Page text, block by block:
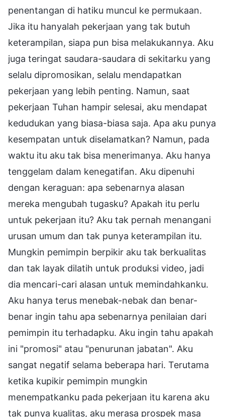
penentangan di hatiku muncul ke permukaan.
Jika itu hanyalah pekerjaan yang tak butuh
keterampilan, siapa pun bisa melakukannya. Aku
juga teringat saudara-saudara di sekitarku yang
selalu dipromosikan, selalu mendapatkan
pekerjaan yang lebih penting. Namun, saat
pekerjaan Tuhan hampir selesai, aku mendapat
kedudukan yang biasa-biasa saja. Apa aku punya
kesempatan untuk diselamatkan? Namun, pada
waktu itu aku tak bisa menerimanya. Aku hanya
tenggelam dalam kenegatifan. Aku dipenuhi
dengan keraguan: apa sebenarnya alasan
mereka mengubah tugasku? Apakah itu perlu
untuk pekerjaan itu? Aku tak pernah menangani
urusan umum dan tak punya keterampilan itu.
Mungkin pemimpin berpikir aku tak berkualitas
dan tak layak dilatih untuk produksi video, jadi
dia mencari-cari alasan untuk memindahkanku.
Aku hanya terus menebak-nebak dan benar-
benar ingin tahu apa sebenarnya penilaian dari
pemimpin itu terhadapku. Aku ingin tahu apakah
ini "promosi" atau "penurunan jabatan". Aku
sangat negatif selama beberapa hari. Terutama
ketika kupikir pemimpin mungkin
menempatkanku pada pekerjaan itu karena aku
tak punya kualitas, aku merasa prospek masa